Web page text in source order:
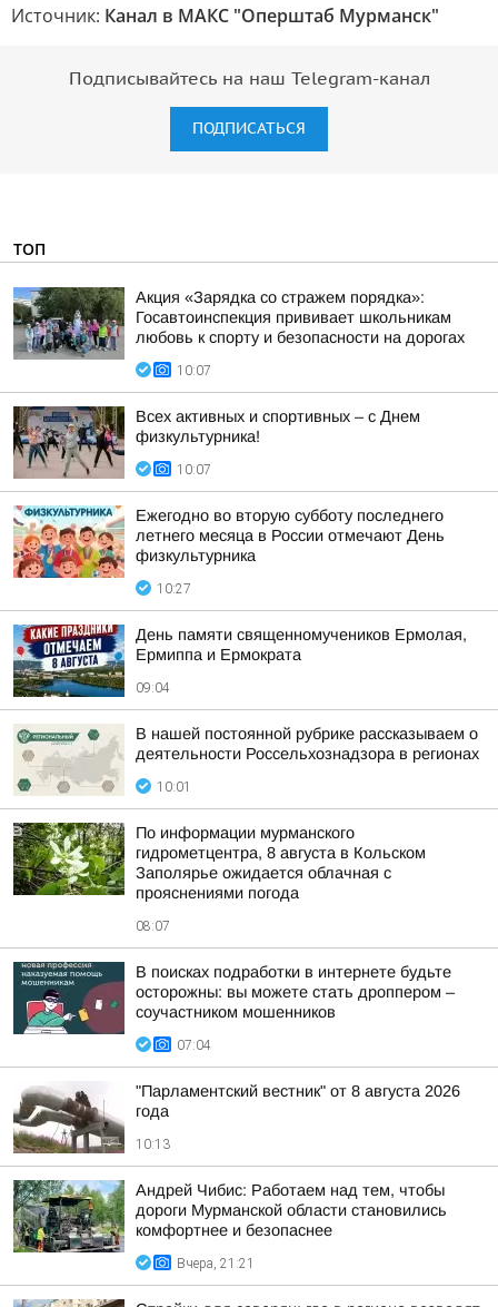
Источник: Канал в МАКС "Оперштаб Мурманск"
Подписывайтесь на наш Telegram-канал
ПОДПИСАТЬСЯ
ТОП
Акция «Зарядка со стражем порядка»:
Госавтоинспекция прививает школьникам
любовь к спорту и безопасности на дорогах
10:07
Всех активных и спортивных – с Днем
физкультурника!
10:07
Ежегодно во вторую субботу последнего
летнего месяца в России отмечают День
физкультурника
10:27
День памяти священномучеников Ермолая,
Ермиппа и Ермократа
09:04
В нашей постоянной рубрике рассказываем о
деятельности Россельхознадзора в регионах
10:01
По информации мурманского
гидрометцентра, 8 августа в Кольском
Заполярье ожидается облачная с
прояснениями погода
08:07
В поисках подработки в интернете будьте
осторожны: вы можете стать дроппером –
соучастником мошенников
07:04
"Парламентский вестник" от 8 августа 2026
года
10:13
Андрей Чибис: Работаем над тем, чтобы
дороги Мурманской области становились
комфортнее и безопаснее
Вчера, 21:21